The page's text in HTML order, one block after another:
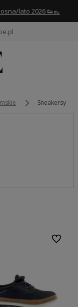
lato 2026 👟👞
Sneakersy
Do